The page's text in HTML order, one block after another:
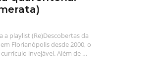
a playlist (Re)Descobertas da
Florianópolis desde 2000, o
invejável. Além de …